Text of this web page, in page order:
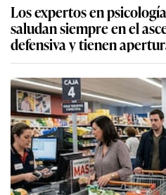
Los expertos en
saludan siempre en el
defensiva y tienen